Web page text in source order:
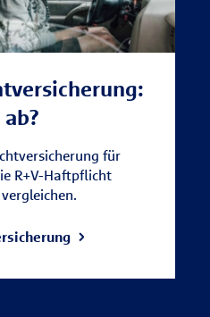
für
R+V-Haftpflicht